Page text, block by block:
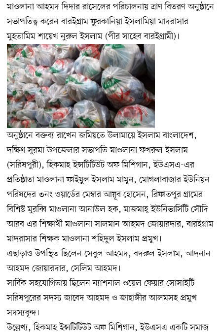
মাওলানা আহমদ দিদার রাসেলের পরিচালনায় ত্রাণ বিতরণ অনুষ্ঠানে
সভাপতিত্ব করেন বারইগ্রাম ফুরকানিয়া ইসলামিয়া মাদরাসার
মুহতামিম শায়েখ নুরুল ইসলাম (পীর সাহেব বারইগ্রামী)।
অনুষ্ঠানে বক্তব্য রাখেন জমিয়তে উলামায়ে ইসলাম বাংলাদেশ,
দক্ষিণ সুরমা উপজেলার সভাপতি মাওলানা ফখরুল ইসলাম
(সরিষপুরী), হিকমাহ ইন্সটিটিউট অফ মিশিগান, ইউএসএ-এর
প্রতিষ্ঠাতা মাওলানা ফাইযুল ইসলাম মামুন, মোগলাবাজার ইউনিয়ন
পরিষদের ৩নং ওয়ার্ডের মেম্বার আয়ূব হোসেন, রিফাতপুর গ্রামের
বিশিষ্ট মুরব্বি মাওলানা আনাউল হক, মাজমাহ্ ইউনিভার্সিটি সৌদি
আরব এর শিক্ষার্থী মাওলানা সালমান আহমদ জোয়ারদার, বারইগ্রাম
মাদরাসার শিক্ষক মাওলানা শহিদুল ইসলাম প্রমুখ।
এছাড়াও উপস্থিত ছিলেন সেবুল আহমদ, বদরুল ইসলাম, আদনান
আহমদ জোয়ারদার, সেলিম আহমদ।
সার্বিক সহযোগিতায় ছিলেন ন্যাশনাল ওয়েল ফেয়ার সোসাইটি
সরিষপুরের সদস্য জাবেদ আহমদ ও জাহাঙ্গীর আলমসহ প্রমুখ
সদস্যবৃন্দ।
উল্লেখ্য, হিকমাহ ইন্সটিটিউট অফ মিশিগান, ইউএসএ একটি সমাজ